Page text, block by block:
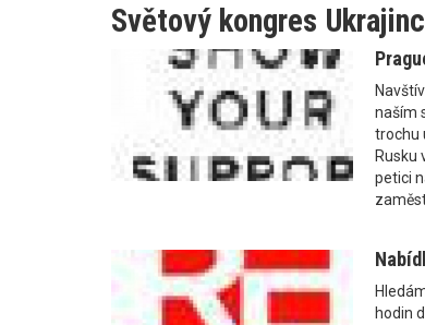
Světový kongres
naším
trochu
Rusku
petici
hodin